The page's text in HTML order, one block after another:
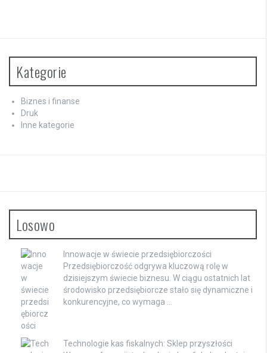
Kategorie
Biznes i finanse
Druk
Inne kategorie
Losowo
Innowacje w świecie przedsiębiorczości
Przedsiębiorczość odgrywa kluczową rolę w
dzisiejszym świecie biznesu. W ciągu ostatnich lat
środowisko przedsiębiorcze stało się dynamiczne i
konkurencyjne, co wymaga …
Technologie kas fiskalnych: Sklep przyszłości